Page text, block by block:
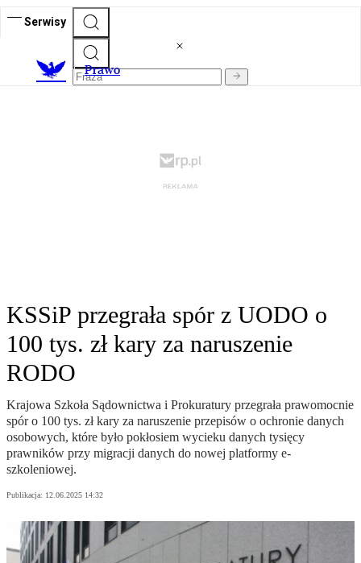
Serwisy
Prawo
KSSiP przegrała spór z UODO o
100 tys. zł kary za naruszenie
RODO
Krajowa Szkoła Sądownictwa i Prokuratury przegrała prawomocnie
spór o 100 tys. zł kary za naruszenie przepisów o ochronie danych
osobowych, które było pokłosiem wycieku danych tysięcy
prawników przy migracji danych do nowej platformy e-
szkoleniowej.
Publikacja: 12.06.2025 14:32